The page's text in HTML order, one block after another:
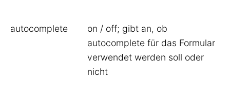
autocomplete
on / off; gibt an, ob
autocomplete für das Formular
verwendet werden soll oder
nicht